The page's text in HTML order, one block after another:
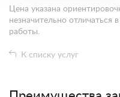
Цена указана
незначительно отличаться
работы.
К списку услуг